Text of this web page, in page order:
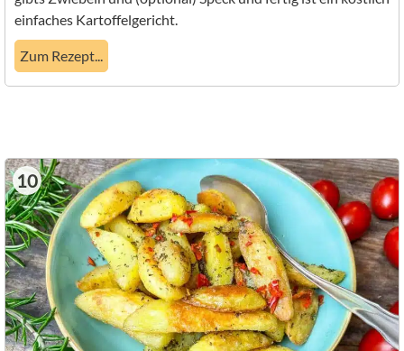
einfaches Kartoffelgericht.
Zum Rezept...
10